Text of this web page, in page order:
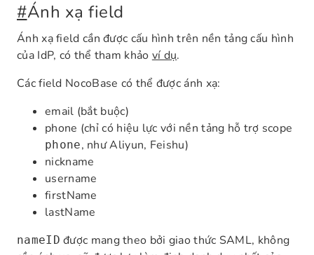
#Ánh xạ field
Ánh xạ field cần được cấu hình trên nền tảng cấu hình
của IdP, có thể tham khảo ví dụ.
Các field NocoBase có thể được ánh xạ:
email (bắt buộc)
phone (chỉ có hiệu lực với nền tảng hỗ trợ scope
phone, như Aliyun, Feishu)
nickname
username
firstName
lastName
nameID được mang theo bởi giao thức SAML, không